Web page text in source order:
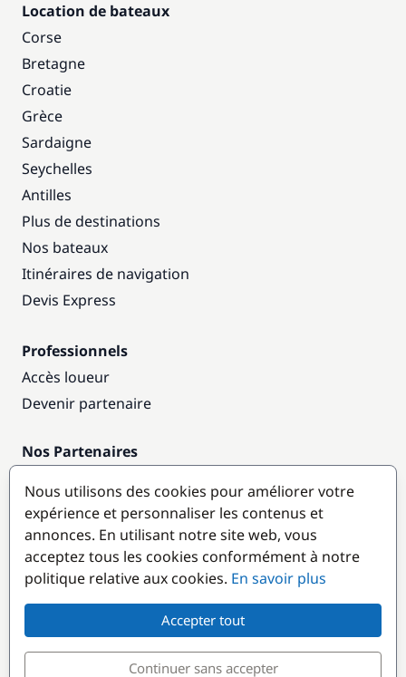
Location de bateaux
Corse
Bretagne
Croatie
Grèce
Sardaigne
Seychelles
Antilles
Plus de destinations
Nos bateaux
Itinéraires de navigation
Devis Express
Professionnels
Accès loueur
Devenir partenaire
Nos Partenaires
Destinations populaires
Nous utilisons des cookies pour améliorer votre
expérience et personnaliser les contenus et
annonces. En utilisant notre site web, vous
acceptez tous les cookies conformément à notre
politique relative aux cookies. En savoir plus
Accepter tout
Continuer sans accepter